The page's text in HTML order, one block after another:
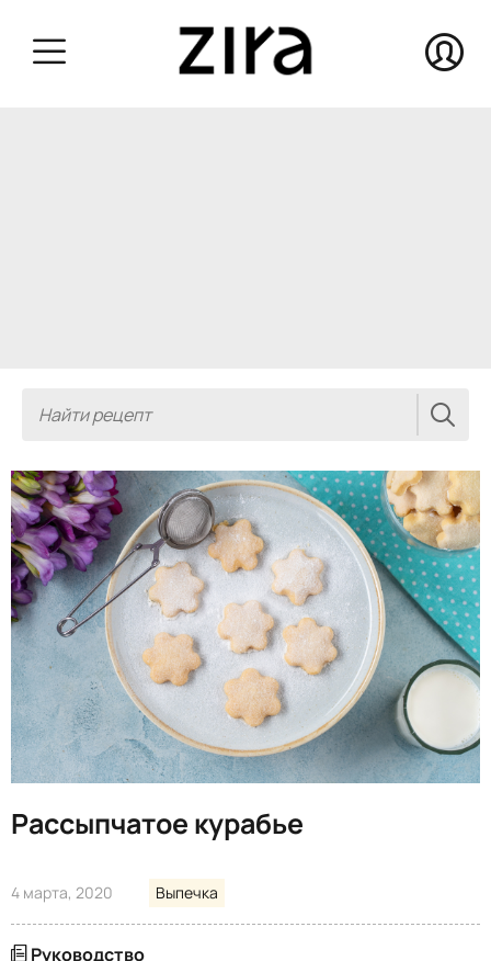
Рассыпчатое курабье
4 марта, 2020 Выпечка
Руководство